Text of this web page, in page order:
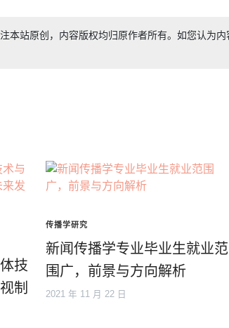
本站原创，内容版权均归原作者所有。如您认为内
技
制
传播学研究
新闻传播学专业毕业生就业范
围广，前景与方向解析
2021 年 11 月 22 日